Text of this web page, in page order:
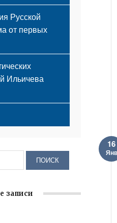
16
Янв
Русской
от первых
Ильичева
записи